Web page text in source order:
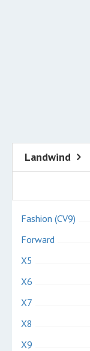
Landwind
Fashion (CV9)
Forward
X5
X6
X7
X8
X9